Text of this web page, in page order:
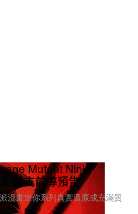
Mutant Ninja
首支前導預告
漫畫迷你系列真實還原成充滿質